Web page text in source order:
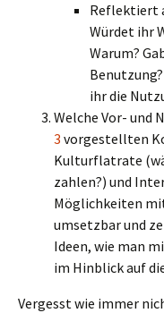
Reflektiert
Würdet ihr
Warum?
ihr die
Welche Vor- und
3 vorgestellten
Kulturflatrate
zahlen?) und
Möglichkeiten
umsetzbar und
Ideen, wie man
im Hinblick auf
Vergesst wie immer